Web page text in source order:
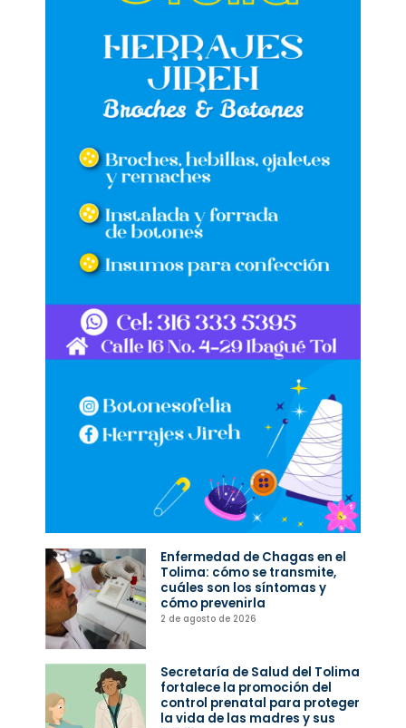
Enfermedad de Chagas en el
Tolima: cómo se transmite,
cuáles son los síntomas y
cómo prevenirla
2 de agosto de 2026
Secretaría de Salud del Tolima
fortalece la promoción del
control prenatal para proteger
la vida de las madres y sus